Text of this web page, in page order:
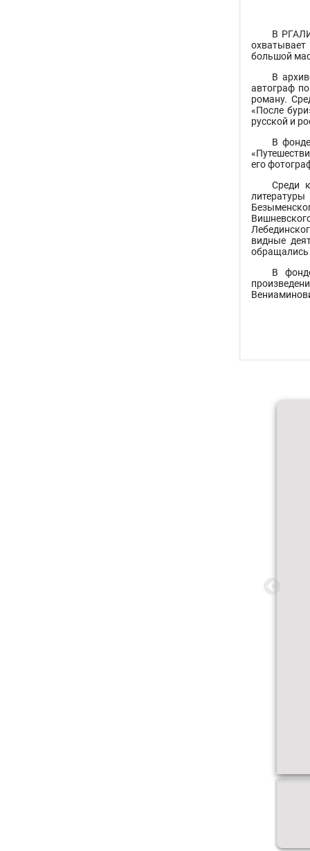
В
охватывает
большой
В
автограф
роману.
«После
русской и
В
его
Среди
видные
обращались
В